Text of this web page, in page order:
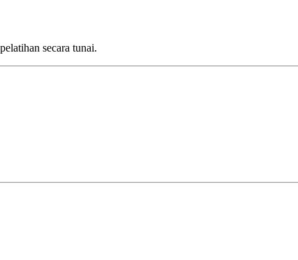
secara tunai.